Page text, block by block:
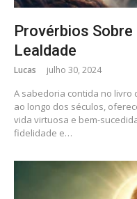
Provérbios Sobre
Lealdade
Lucas julho 30, 2024
A sabedoria contida no livro
ao longo dos séculos,
vida virtuosa e bem-
fidelidade e…